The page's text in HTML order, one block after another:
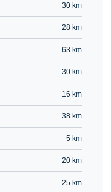
30 km
28 km
63 km
30 km
16 km
38 km
5 km
20 km
25 km